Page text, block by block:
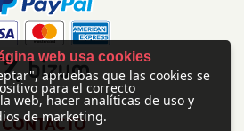
CONTACTO
web usa cookies
apruebas que las cookies se
para el correcto
web, hacer analíticas de uso y
de marketing.